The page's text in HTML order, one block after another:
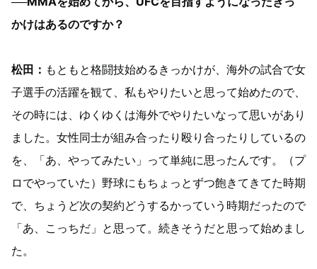
かけはあるのですか？
松田： もともと格闘技始めるきっかけが、海外の試合で女
子選手の活躍を観て、私もやりたいと思って始めたので、
その時には、ゆくゆくは海外でやりたいなって思いがあり
ました。女性同士が組み合ったり殴り合ったりしているの
を、「あ、やってみたい」って単純に思ったんです。（プ
ロでやっていた）野球にもちょっとずつ飽きてきてた時期
で、ちょうど次の契約どうするかっていう時期だったので
「あ、こっちだ」と思って。続きそうだと思って始めまし
た。